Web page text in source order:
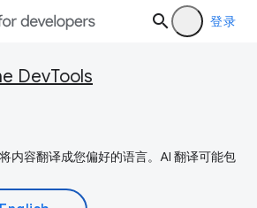
登录
DevTools
内容翻译成您偏好的语言。AI 翻译可能包